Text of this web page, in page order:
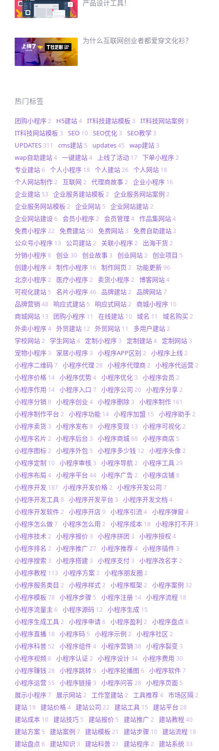
产品设计工具！
为什么互联网创业者都爱穿文化衫？
热门标签
团购小程序2 H5建站4 IT科技建站模板 3 IT科技网站案例 3
IT科技网站模板 3 SEO 10 SEO优化 3 SEO教学 3
UPDATES 311 cms建站 5 updates45 wap建站 3
wap自助建站4 一键建站4 上线了活动 17 下单小程序2
专业建站6 个人小程序 18 个人建站26 个人网站 18
个人网站制作2 互联网 2 代理商故事2 企业小程序 16
企业建站 53 企业服务建站模板 2 企业服务网站案例 2
企业服务网站模板 2 企业网站 5 企业网站建站2
企业网站建设6 会员小程序2 会员管理 4 作品集网站4
免费小程序22 免费建站 50 免费网站 3 免费自助建站2
公众号小程序 13 公司建站2 关联小程序2 出海干货2
分销小程序6 创业 30 创业故事 3 创业网站2 创业项目 5
创建小程序4 制作小程序 16 制作网页 2 功能更新96
北京小程序2 医疗小程序2 卖货小程序2 博客网站4
可视化建站 5 名片小程序46 品牌建站2 品牌网站7
品牌营销 48 响应式建站 5 响应式网站2 商城小程序 10
商城网站 13 团购小程序 11 在线建站 10 域名 11 域名购买2
外卖小程序4 外贸建站 12 外贸网站 11 多用户建站2
学校网站2 学生网站4 定制小程序 3 定制建站4 定制网站 3
宠物小程序 3 家居小程序 3 小程序APP区别 2 小程序上线 2
小程序二维码7 小程序代理 28 小程序代理商2 小程序代运营2
小程序价格 14 小程序优势4 小程序优化 3 小程序会员 2
小程序作用 14 小程序入口 7 小程序公司 20 小程序分享2
小程序分销 8 小程序创业 4 小程序删除 3 小程序制作 161
小程序制作平台 2 小程序功能 14 小程序加盟 15 小程序助手2
小程序卖货 3 小程序发布9 小程序变现 13 小程序可视化2
小程序名片 2 小程序后台 3 小程序商城88 小程序商店 5
小程序图标2 小程序外包 5 小程序多少钱 12 小程序头像 2
小程序定制 10 小程序审核 3 小程序导航2 小程序工具29
小程序布局 4 小程序平台 44 小程序广告2 小程序店铺8
小程序开发 187 小程序开发价格2 小程序开发公司 7
小程序开发工具8 小程序开发平台 3 小程序开发文档 4
小程序开发软件2 小程序开店9 小程序引流4 小程序弹窗 4
小程序怎么做7 小程序怎么用 2 小程序成本 18 小程序打不开 3
小程序技术2 小程序报价 3 小程序拼团 3 小程序授权 4
小程序排名 2 小程序推广27 小程序推荐4 小程序插件 3
小程序搜索 3 小程序搭建 3 小程序支付 3 小程序改名字 2
小程序教程 113 小程序方案2 小程序朋友圈 2
小程序服务类目 2 小程序样式2 小程序框架 2 小程序案例 32
小程序模板 78 小程序步骤 5 小程序注册 14 小程序流程 18
小程序流量主 6 小程序源码 12 小程序生成 15
小程序生成工具2 小程序申请6 小程序盈利 2 小程序盘点 6
小程序直播 18 小程序码 5 小程序示例 2 小程序社区 2
小程序科普 52 小程序组件4 小程序营销 38 小程序裂变 3
小程序视频6 小程序认证2 小程序设计 34 小程序费用 30
小程序赚钱28 小程序跳转 5 小程序轮播图 6 小程序软件7
小程序运营 55 小程序链接 3 小程序问答28 小程序页面 5
展示小程序7 展示网站2 工作室建站2 工具推荐4 市场区隔2
建站 19 建站价格4 建站公司 22 建站工具 15 建站平台 28
建站成本 10 建站技巧 5 建站报价 5 建站推广2 建站教程40
建站方案 5 建站案例 7 建站模板 21 建站步骤 10 建站流程 18
建站盘点 6 建站知识 3 建站科普21 建站程序2 建站系统 33